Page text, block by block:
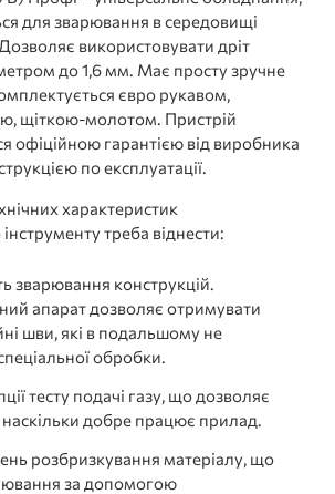
для зварювання в середовищі
використовувати дріт
до 1,6 мм. Має просту зручне
євро рукавом,
щіткою-молотом. Пристрій
офіційною гарантією від виробника
по експлуатації.
характеристик
треба віднести:
зварювання конструкцій.
апарат дозволяє отримувати
шви, які в подальшому не
обробки.
тесту подачі газу, що дозволяє
наскільки добре працює прилад.
розбризкування матеріалу, що
за допомогою